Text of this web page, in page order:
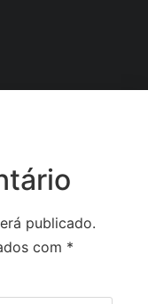
publicado.
com *